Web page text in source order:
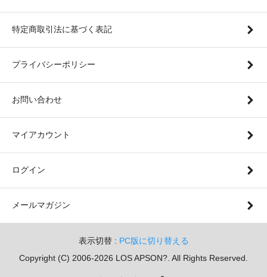
特定商取引法に基づく表記
プライバシーポリシー
お問い合わせ
マイアカウント
ログイン
メールマガジン
表示切替 : PC版に切り替える
Copyright (C) 2006-2026 LOS APSON?. All Rights Reserved.